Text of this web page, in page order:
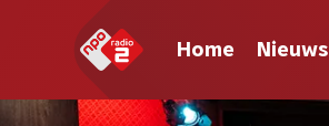
Home Nieuws